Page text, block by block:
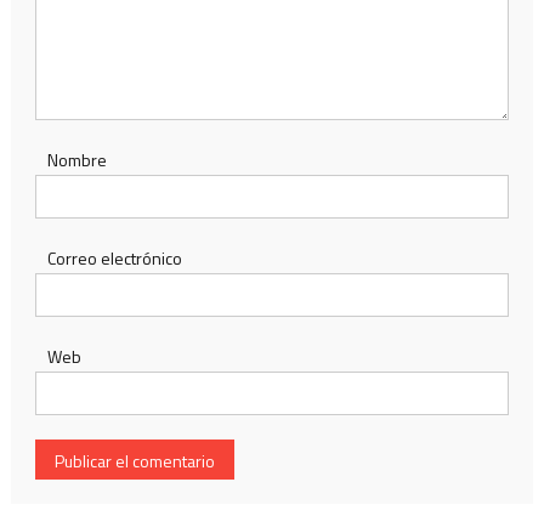
Nombre
Correo electrónico
Web